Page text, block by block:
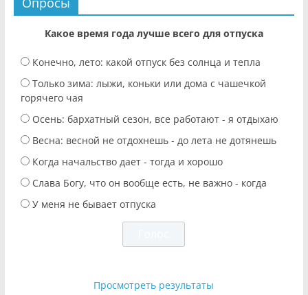
Какое время года лучше всего для отпуска
Конечно, лето: какой отпуск без солнца и тепла
Только зима: лыжи, коньки или дома с чашечкой
горячего чая
Осень: бархатный сезон, все работают - я отдыхаю
Весна: весной не отдохнешь - до лета не дотянешь
Когда начальство дает - тогда и хорошо
Слава Богу, что он вообще есть, не важно - когда
У меня не бывает отпуска
Просмотреть результаты